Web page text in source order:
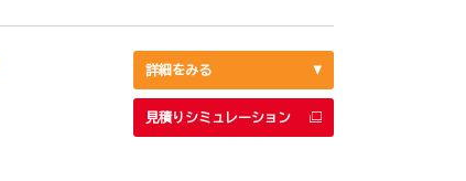
詳細をみる
見積りシミュレーション